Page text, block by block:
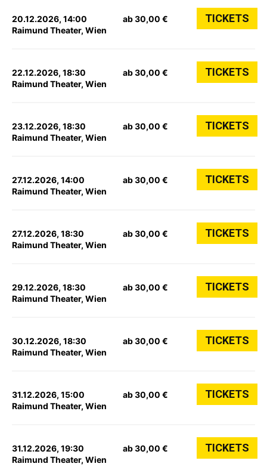
20.12.2026, 14:00
Raimund Theater, Wien
ab 30,00 € TICKETS
22.12.2026, 18:30
Raimund Theater, Wien
ab 30,00 € TICKETS
23.12.2026, 18:30
Raimund Theater, Wien
ab 30,00 € TICKETS
27.12.2026, 14:00
Raimund Theater, Wien
ab 30,00 € TICKETS
27.12.2026, 18:30
Raimund Theater, Wien
ab 30,00 € TICKETS
29.12.2026, 18:30
Raimund Theater, Wien
ab 30,00 € TICKETS
30.12.2026, 18:30
Raimund Theater, Wien
ab 30,00 € TICKETS
31.12.2026, 15:00
Raimund Theater, Wien
ab 30,00 € TICKETS
31.12.2026, 19:30
Raimund Theater, Wien
ab 30,00 € TICKETS